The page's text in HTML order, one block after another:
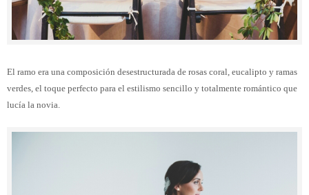
El ramo era una composición desestructurada de rosas coral, eucalipto y ramas
verdes, el toque perfecto para el estilismo sencillo y totalmente romántico que
lucía la novia.